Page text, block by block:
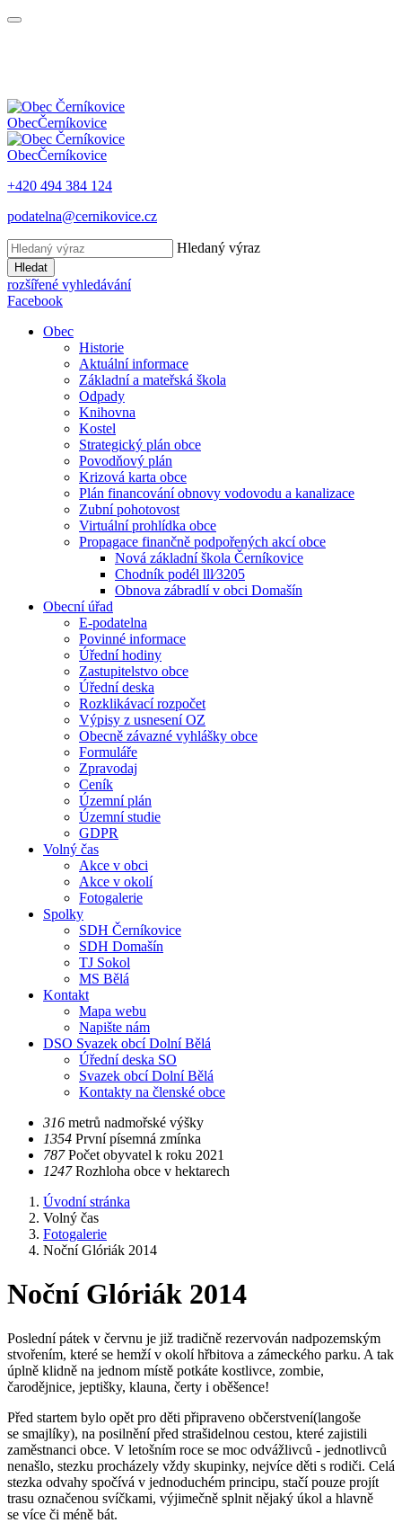
ObecČerníkovice
ObecČerníkovice
+420 494 384 124
podatelna@cernikovice.cz
Hledaný výraz
Hledat
rozšířené vyhledávání
Facebook
Obec
Historie
Aktuální informace
Základní a mateřská škola
Odpady
Knihovna
Kostel
Strategický plán obce
Povodňový plán
Krizová karta obce
Plán financování obnovy vodovodu a kanalizace
Zubní pohotovost
Virtuální prohlídka obce
Propagace finančně podpořených akcí obce
Nová základní škola Černíkovice
Chodník podél lll⁄3205
Obnova zábradlí v obci Domašín
Obecní úřad
E-podatelna
Povinné informace
Úřední hodiny
Zastupitelstvo obce
Úřední deska
Rozklikávací rozpočet
Výpisy z usnesení OZ
Obecně závazné vyhlášky obce
Formuláře
Zpravodaj
Ceník
Územní plán
Územní studie
GDPR
Volný čas
Akce v obci
Akce v okolí
Fotogalerie
Spolky
SDH Černíkovice
SDH Domašín
TJ Sokol
MS Bělá
Kontakt
Mapa webu
Napište nám
DSO Svazek obcí Dolní Bělá
Úřední deska SO
Svazek obcí Dolní Bělá
Kontakty na členské obce
​​316 metrů nadmořské výšky
​​1354 První písemná zmínka
​​787 Počet obyvatel k roku 2021
​​1247 Rozhloha obce v hektarech
Úvodní stránka
Volný čas
Fotogalerie
Noční Glóriák 2014
Noční Glóriák 2014
Poslední pátek v červnu je již tradičně rezervován nadpozemským
stvořením, které se hemží v okolí hřbitova a zámeckého parku. A tak
úplně klidně na jednom místě potkáte kostlivce, zombie,
čarodějnice, jeptišky, klauna, čerty i oběšence!
Před startem bylo opět pro děti připraveno občerstvení(langoše
se smajlíky), na posilnění před strašidelnou cestou, které zajistili
zaměstnanci obce. V letošním roce se moc odvážlivců - jednotlivců
nenašlo, stezku procházely vždy skupinky, nejvíce děti s rodiči. Celá
stezka odvahy spočívá v jednoduchém principu, stačí pouze projít
trasu označenou svíčkami, výjimečně splnit nějaký úkol a hlavně
se více či méně bát.